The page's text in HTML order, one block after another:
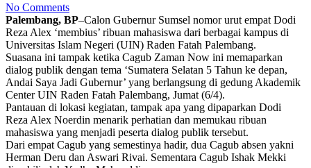
No Comments
Palembang, BP–Calon Gubernur Sumsel nomor urut empat Dodi
Reza Alex ‘membius’ ribuan mahasiswa dari berbagai kampus di
Universitas Islam Negeri (UIN) Raden Fatah Palembang.
Suasana ini tampak ketika Cagub Zaman Now ini memaparkan
dialog publik dengan tema ‘Sumatera Selatan 5 Tahun ke depan,
Andai Saya Jadi Gubernur’ yang berlangsung di gedung Akademik
Center UIN Raden Fatah Palembang, Jumat (6/4).
Pantauan di lokasi kegiatan, tampak apa yang dipaparkan Dodi
Reza Alex Noerdin menarik perhatian dan memukau ribuan
mahasiswa yang menjadi peserta dialog publik tersebut.
Dari empat Cagub yang semestinya hadir, dua Cagub absen yakni
Herman Deru dan Aswari Rivai. Sementara Cagub Ishak Mekki